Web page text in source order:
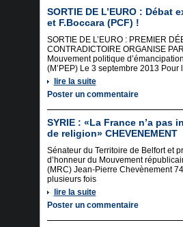
SORTIE DE L’EURO :
et F.Boccara (PCF) !
SORTIE DE L’EURO : PREMIER
CONTRADICTOIRE ORGANISE
Mouvement politique
(M’PEP) Le 3 septembre 2013 Pour
lire la suite
Poster un commentaire
SYRIE : «La France n’a pas
de religion» CHEVENEMENT
Sénateur du Territoire de Belfort et
d’honneur du Mouvement
(MRC) Jean-Pierre Chevènement
plusieurs fois
lire la suite
Poster un commentaire